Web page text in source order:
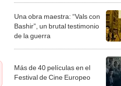
Una obra maestra: “Vals con
Bashir”, un brutal testimonio
de la guerra
Más de 40 películas en el
Festival de Cine Europeo